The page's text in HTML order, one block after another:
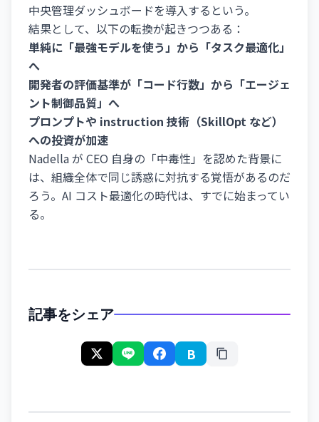
中央管理ダッシュボードを導入するという。
結果として、以下の転換が起きつつある：
単純に「最強モデルを使う」から「タスク最適化」
へ
開発者の評価基準が「コード行数」から「エージェ
ント制御品質」へ
プロンプトや instruction 技術（SkillOpt など）
への投資が加速
Nadella が CEO 自身の「中毒性」を認めた背景に
は、組織全体で同じ誘惑に対抗する覚悟があるのだ
ろう。AI コスト最適化の時代は、すでに始まってい
る。
記事をシェア
B